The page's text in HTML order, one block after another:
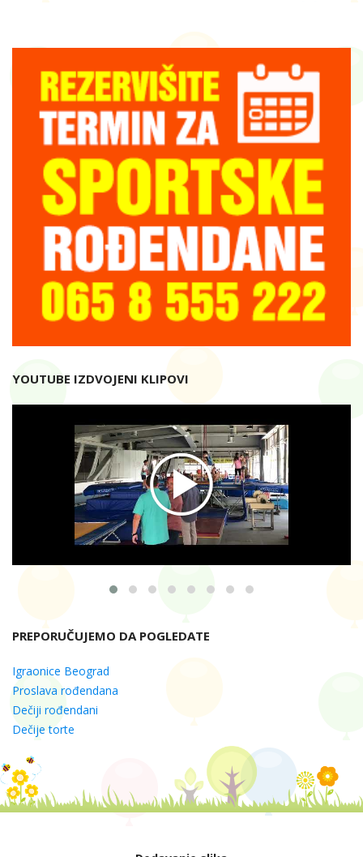
YOUTUBE IZDVOJENI KLIPOVI
PREPORUČUJEMO DA POGLEDATE
Igraonice Beograd
Proslava rođendana
Dečiji rođendani
Dečije torte